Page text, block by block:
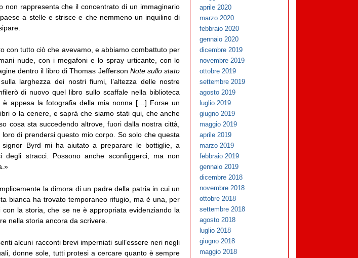
non rappresenta che il concentrato di un immaginario
a stelle e strisce e che nemmeno un inquilino di
con tutto ciò che avevamo, e abbiamo combattuto per
nude, con i megafoni e lo spray urticante, con lo
dentro il libro di Thomas Jefferson Note sullo stato
larghezza dei nostri fiumi, l’altezza delle nostre
di nuovo quel libro sullo scaffale nella biblioteca
è appesa la fotografia della mia nonna […] Forse un
o la cenere, e saprà che siamo stati qui, che anche
cosa sta succedendo altrove, fuori dalla nostra città,
di prendersi questo mio corpo. So solo che questa
Byrd mi ha aiutato a preparare le bottiglie, a
stracci. Possono anche sconfiggerci, ma non
la dimora di un padre della patria in cui un
bianca ha trovato temporaneo rifugio, ma è una, per
la storia, che se ne è appropriata evidenziando la
nella storia ancora da scrivere.
alcuni racconti brevi imperniati sull’essere neri negli
donne sole, tutti protesi a cercare quanto è sempre
aprile 2020
marzo 2020
febbraio 2020
gennaio 2020
dicembre 2019
novembre 2019
ottobre 2019
settembre 2019
agosto 2019
luglio 2019
giugno 2019
maggio 2019
aprile 2019
marzo 2019
febbraio 2019
gennaio 2019
dicembre 2018
novembre 2018
ottobre 2018
settembre 2018
agosto 2018
luglio 2018
giugno 2018
maggio 2018